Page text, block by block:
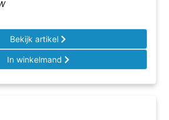
Bekijk artikel
In winkelmand